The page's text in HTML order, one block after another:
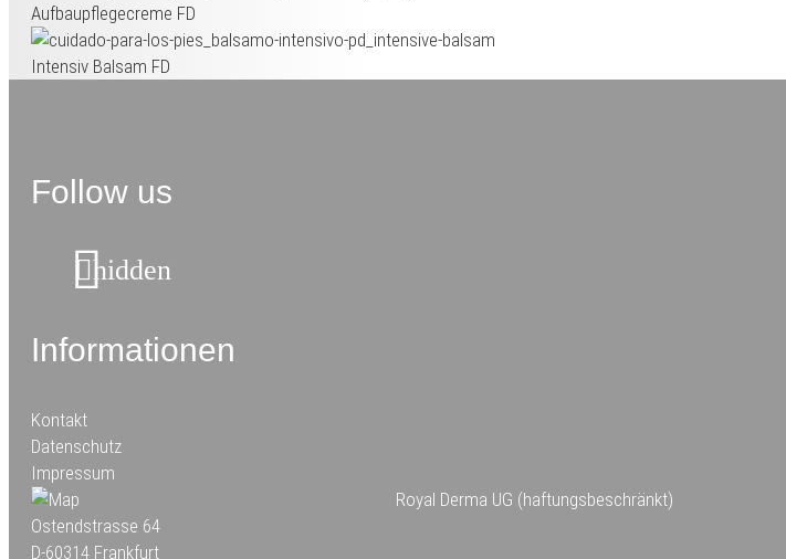
Aufbaupflegecreme FD
Intensiv Balsam FD
Follow us
hidden
Informationen
Kontakt
Datenschutz
Impressum
Royal Derma UG (haftungsbeschränkt)
Ostendstrasse 64
D-60314 Frankfurt